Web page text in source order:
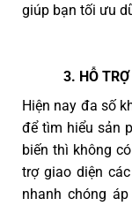
giúp bạn tối ưu
3. HỖ
Hiện nay đa số
để tìm hiểu sản
biến thì không
trợ giao diện
nhanh chóng